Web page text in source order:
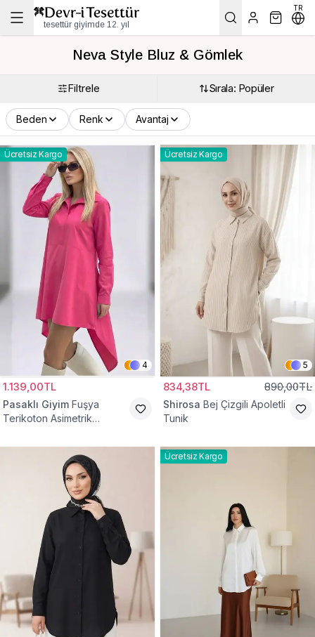
tesettür giyimde 12. yıl
TR
Neva Style Bluz & Gömlek
Filtrele Sırala: Popüler
Beden Renk Avantaj
Ücretsiz Kargo
4
1.139,00TL
Pasaklı Giyim Fuşya
Terikoton Asimetrik
Ücretsiz Kargo
5
834,38TL 890,00TL
Shirosa Bej Çizgili Apoletli
Tunik
Ücretsiz Kargo